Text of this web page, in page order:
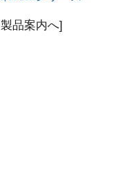
品案内へ]